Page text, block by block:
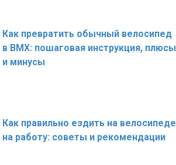
Как превратить обычный велосипед
в BMX: пошаговая инструкция, плюсы
и минусы
Как правильно ездить на велосипеде
на работу: советы и рекомендации